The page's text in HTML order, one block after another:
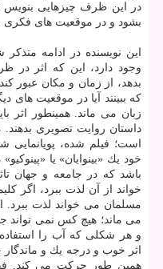
در این ظرف چیزهایی بنویس
بشود و در موقعیت های فكری
این نویسنده در ادامه
وجود دارد، این كه اثر
بدهد، از زمان و مكان عبور
كه ببینند آیا در موقعیت
زبان می ماند. همینطور اثر
است؛ فیلم شده،
خود یك «بینوایان» یا
باشد كه در جامعه و جهان
خواند از آن لذت ببرد، اگر
مسلمان می خواند لذت ببرد.
می ماند؛ هیچ كس نمی تواند
و هر شكلی كه آب را
اثر خوب و درجه یك و
همین طور حركت می كند.